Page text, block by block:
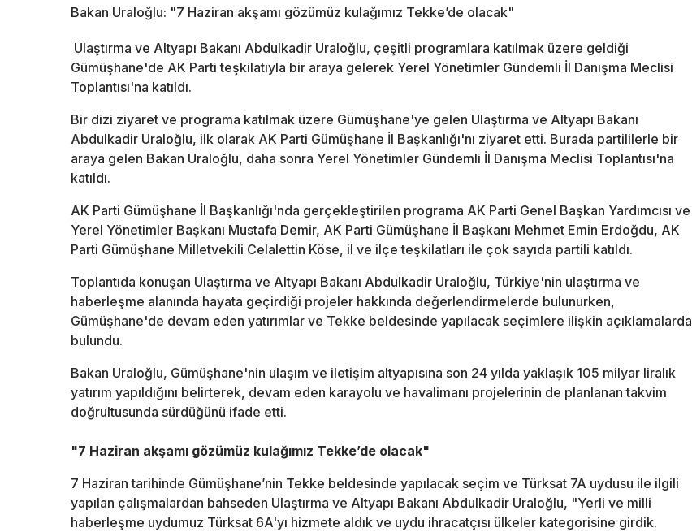
Bakan Uraloğlu: "7 Haziran akşamı gözümüz kulağımız Tekke’de olacak"
Ulaştırma ve Altyapı Bakanı Abdulkadir Uraloğlu, çeşitli programlara katılmak üzere geldiği
Gümüşhane'de AK Parti teşkilatıyla bir araya gelerek Yerel Yönetimler Gündemli İl Danışma Meclisi
Toplantısı'na katıldı.
Bir dizi ziyaret ve programa katılmak üzere Gümüşhane'ye gelen Ulaştırma ve Altyapı Bakanı
Abdulkadir Uraloğlu, ilk olarak AK Parti Gümüşhane İl Başkanlığı'nı ziyaret etti. Burada partililerle bir
araya gelen Bakan Uraloğlu, daha sonra Yerel Yönetimler Gündemli İl Danışma Meclisi Toplantısı'na
katıldı.
AK Parti Gümüşhane İl Başkanlığı'nda gerçekleştirilen programa AK Parti Genel Başkan Yardımcısı ve
Yerel Yönetimler Başkanı Mustafa Demir, AK Parti Gümüşhane İl Başkanı Mehmet Emin Erdoğdu, AK
Parti Gümüşhane Milletvekili Celalettin Köse, il ve ilçe teşkilatları ile çok sayıda partili katıldı.
Toplantıda konuşan Ulaştırma ve Altyapı Bakanı Abdulkadir Uraloğlu, Türkiye'nin ulaştırma ve
haberleşme alanında hayata geçirdiği projeler hakkında değerlendirmelerde bulunurken,
Gümüşhane'de devam eden yatırımlar ve Tekke beldesinde yapılacak seçimlere ilişkin açıklamalarda
bulundu.
Bakan Uraloğlu, Gümüşhane'nin ulaşım ve iletişim altyapısına son 24 yılda yaklaşık 105 milyar liralık
yatırım yapıldığını belirterek, devam eden karayolu ve havalimanı projelerinin de planlanan takvim
doğrultusunda sürdüğünü ifade etti.
"7 Haziran akşamı gözümüz kulağımız Tekke’de olacak"
7 Haziran tarihinde Gümüşhane’nin Tekke beldesinde yapılacak seçim ve Türksat 7A uydusu ile ilgili
yapılan çalışmalardan bahseden Ulaştırma ve Altyapı Bakanı Abdulkadir Uraloğlu, "Yerli ve milli
haberleşme uydumuz Türksat 6A'yı hizmete aldık ve uydu ihracatçısı ülkeler kategorisine girdik.